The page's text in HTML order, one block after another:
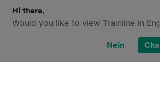
Hi there,
Would you like to view Trainline in
Nein